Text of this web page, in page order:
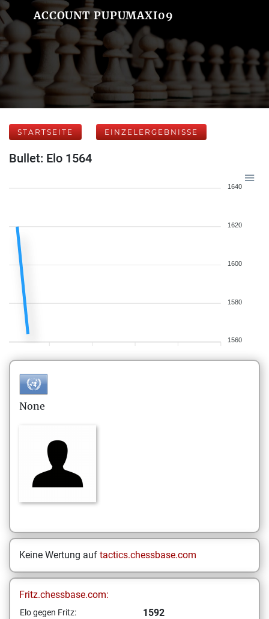
ACCOUNT PUPUMAXI09
STARTSEITE EINZELERGEBNISSE
Bullet: Elo 1564
1640
1620
1600
1580
1560
None
Keine Wertung auf tactics.chessbase.com
Fritz.chessbase.com:
Elo gegen Fritz: 1592